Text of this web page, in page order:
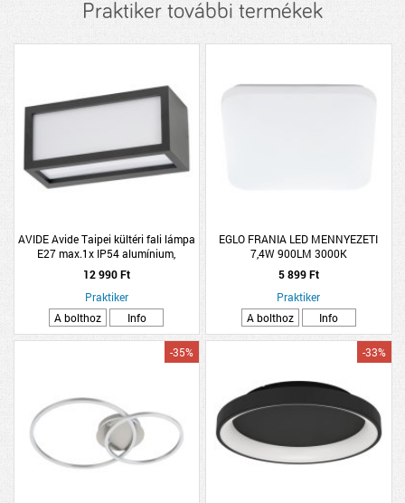
Praktiker további termékek
AVIDE Avide Taipei kültéri fali lámpa
E27 max.1x IP54 alumínium,
műanyag
12 990 Ft
Praktiker
A bolthoz
Info
EGLO FRANIA LED MENNYEZETI
7,4W 900LM 3000K
5 899 Ft
Praktiker
A bolthoz
Info
-35% -33%